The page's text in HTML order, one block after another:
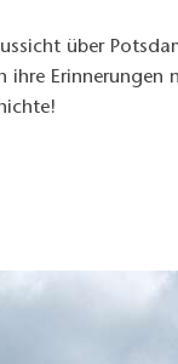
über
Erinnerungen